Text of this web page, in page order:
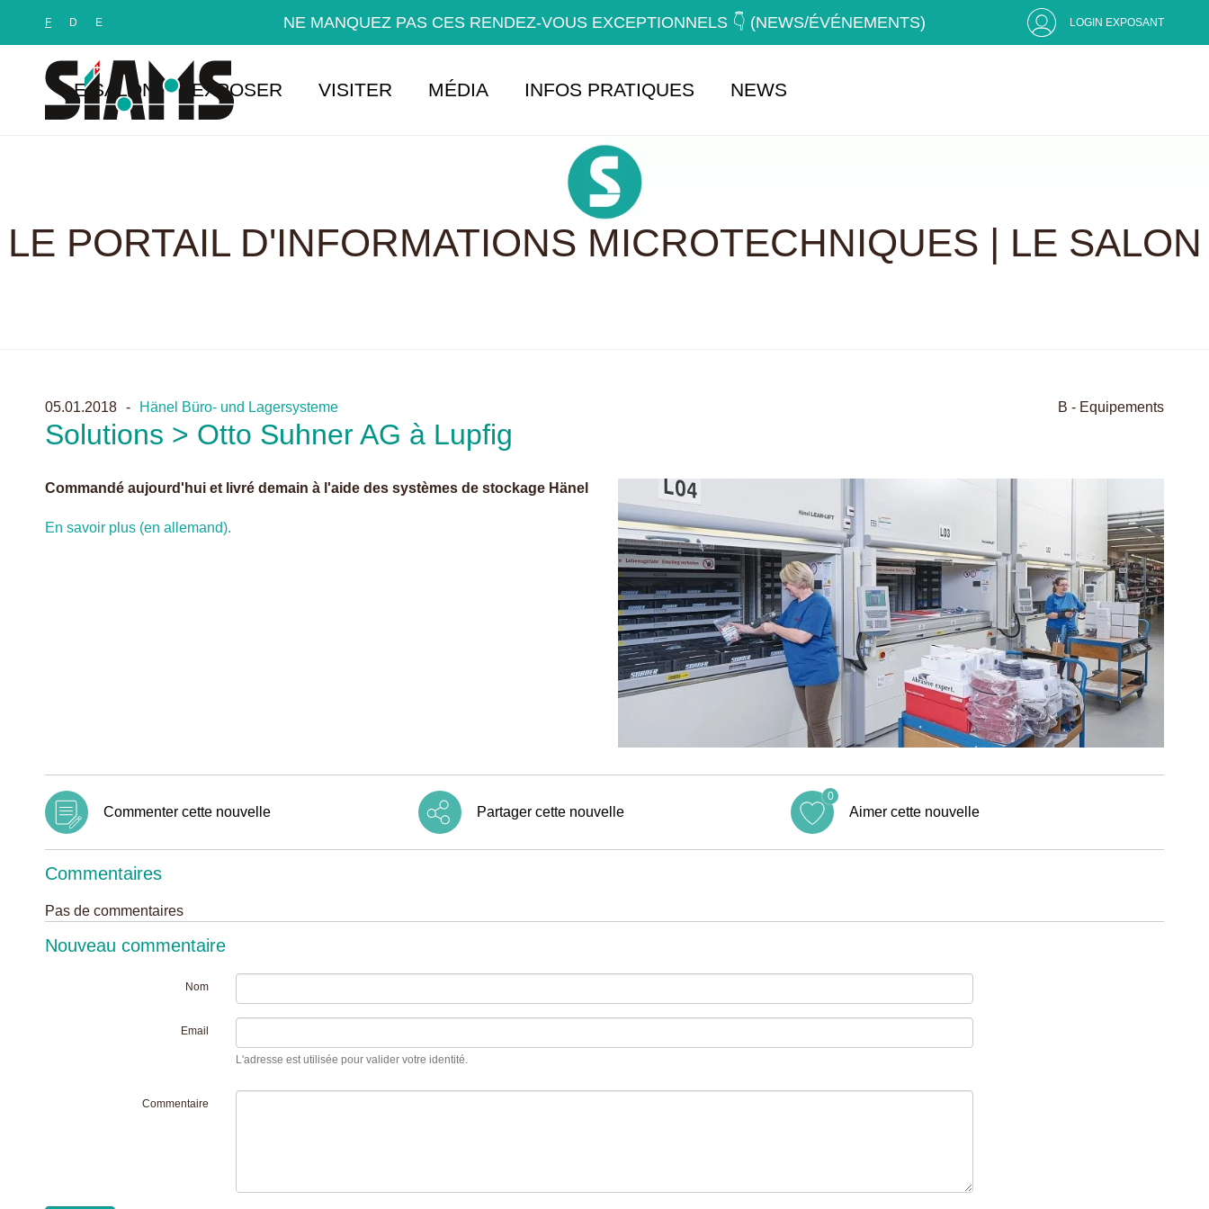
F D E NE MANQUEZ PAS CES RENDEZ-VOUS EXCEPTIONNELS 👇 (NEWS/ÉVÉNEMENTS) LOGIN EXPOSANT
LE SALON EXPOSER VISITER MÉDIA INFOS PRATIQUES NEWS
LE PORTAIL D'INFORMATIONS MICROTECHNIQUES | LE SALON
05.01.2018 Hänel Büro- und Lagersysteme B - Equipements
Solutions > Otto Suhner AG à Lupfig
Commandé aujourd'hui et livré demain à l'aide des systèmes de stockage Hänel
En savoir plus (en allemand).
Commenter cette nouvelle Partager cette nouvelle Aimer cette nouvelle
0
Commentaires
Pas de commentaires
Nouveau commentaire
Nom
Email
L'adresse est utilisée pour valider votre identité.
Commentaire